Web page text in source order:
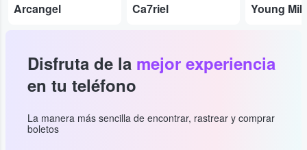
Arcangel Ca7riel Young
Disfruta de la mejor experiencia
en tu teléfono
La manera más sencilla de encontrar, rastrear y comprar
boletos